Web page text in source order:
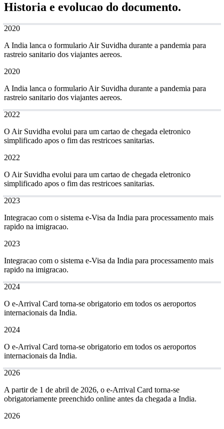
Historia e evolucao do documento.
2020
A India lanca o formulario Air Suvidha durante a pandemia para
rastreio sanitario dos viajantes aereos.
2020
A India lanca o formulario Air Suvidha durante a pandemia para
rastreio sanitario dos viajantes aereos.
2022
O Air Suvidha evolui para um cartao de chegada eletronico
simplificado apos o fim das restricoes sanitarias.
2022
O Air Suvidha evolui para um cartao de chegada eletronico
simplificado apos o fim das restricoes sanitarias.
2023
Integracao com o sistema e-Visa da India para processamento mais
rapido na imigracao.
2023
Integracao com o sistema e-Visa da India para processamento mais
rapido na imigracao.
2024
O e-Arrival Card torna-se obrigatorio em todos os aeroportos
internacionais da India.
2024
O e-Arrival Card torna-se obrigatorio em todos os aeroportos
internacionais da India.
2026
A partir de 1 de abril de 2026, o e-Arrival Card torna-se
obrigatoriamente preenchido online antes da chegada a India.
2026